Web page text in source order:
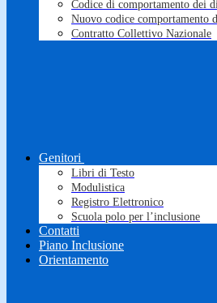
Codice di comportamento dei
Nuovo codice comportamento
Contratto Collettivo Nazionale
Genitori
Libri di Testo
Modulistica
Registro Elettronico
Scuola polo per l’inclusione
Contatti
Piano Inclusione
Orientamento